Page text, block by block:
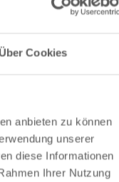
Über Cookies
anbieten zu können
unserer
diese Informationen
Ihrer Nutzung